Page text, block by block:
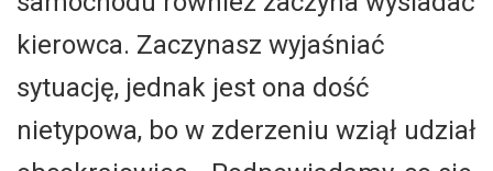
kierowca. Zaczynasz wyjaśniać
sytuację, jednak jest ona dość
nietypowa, bo w zderzeniu wziął udział